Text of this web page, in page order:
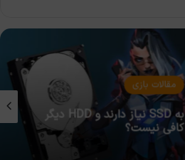
مقالات بازی
چرا برخی بازی‌ها به SSD نیاز دارند و HDD دیگر
کافی نیست؟